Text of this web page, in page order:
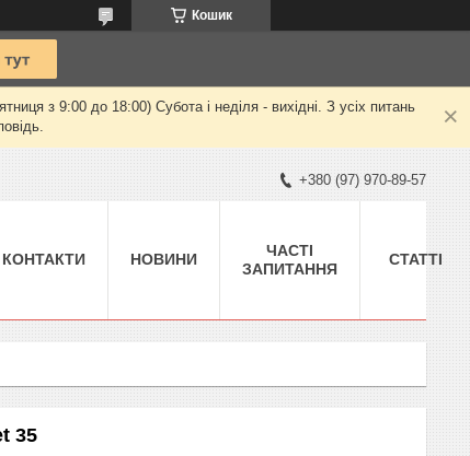
Кошик
з 9:00 до 18:00) Субота і неділя - вихідні. З усіх питань
+380 (97) 970-89-57
КОНТАКТИ НОВИНИ
ЧАСТІ
ЗАПИТАННЯ
СТАТТІ
35